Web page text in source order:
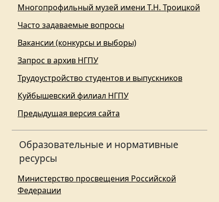
Многопрофильный музей имени Т.Н. Троицкой
Часто задаваемые вопросы
Вакансии (конкурсы и выборы)
Запрос в архив НГПУ
Трудоустройство студентов и выпускников
Куйбышевский филиал НГПУ
Предыдущая версия сайта
Образовательные и нормативные
ресурсы
Министерство просвещения Российской
Федерации